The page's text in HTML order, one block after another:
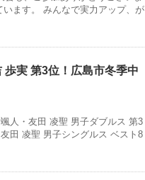
ます。 みんなで実力アップ、が
実 第3位！広島市冬季中
人・友田 凌聖 男子ダブルス 第3
田 凌聖 男子シングルス ベスト8